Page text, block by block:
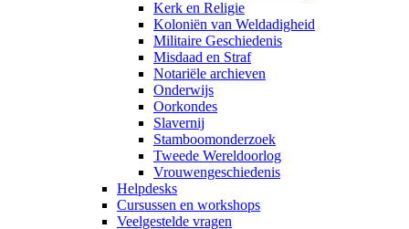
Kerk en Religie
Koloniën van Weldadigheid
Militaire Geschiedenis
Misdaad en Straf
Notariële archieven
Onderwijs
Oorkondes
Slavernij
Stamboomonderzoek
Tweede Wereldoorlog
Vrouwengeschiedenis
Helpdesks
Cursussen en workshops
Veelgestelde vragen